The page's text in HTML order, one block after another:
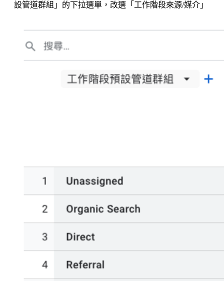
設管道群組」的下拉選單，改選「工作階段來源/媒介」